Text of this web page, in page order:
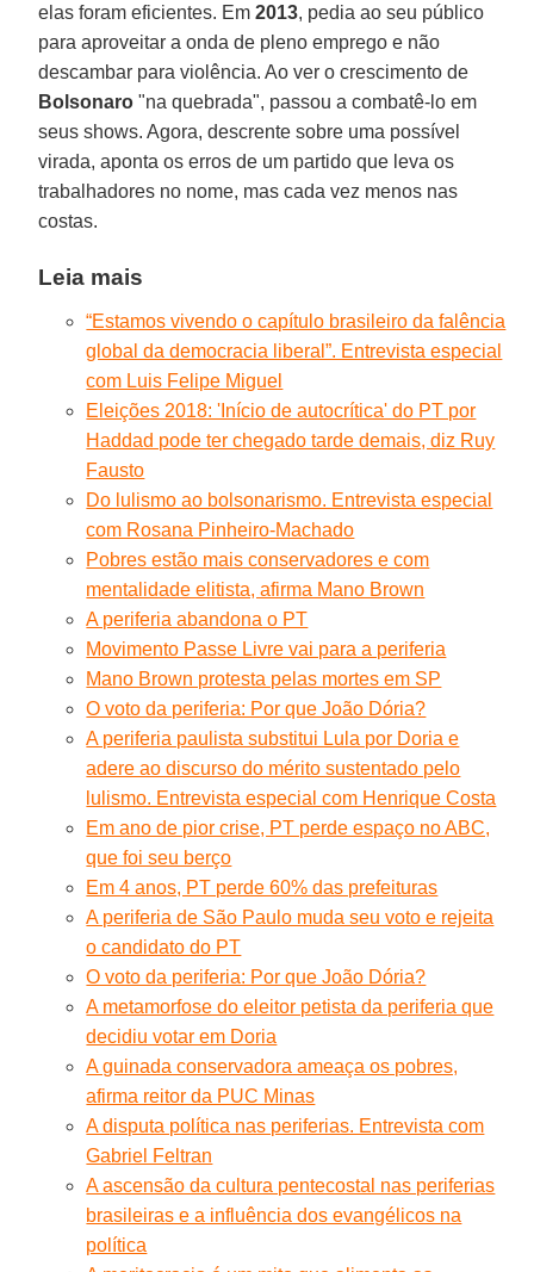
elas foram eficientes. Em2013, pedia ao seu público
para aproveitar a onda de pleno emprego e não
descambar para violência. Ao ver o crescimento de
Bolsonaro "na quebrada", passou a combatê-lo em
seus shows. Agora, descrente sobre uma possível
virada, aponta os erros de um partido que leva os
trabalhadores no nome, mas cada vez menos nas
costas.
Leia mais
“Estamos vivendo o capítulo brasileiro da falência
global da democracia liberal”. Entrevista especial
com Luis Felipe Miguel
Eleições 2018: 'Início de autocrítica' do PT por
Haddad pode ter chegado tarde demais, diz Ruy
Fausto
Do lulismo ao bolsonarismo. Entrevista especial
com Rosana Pinheiro-Machado
Pobres estão mais conservadores e com
mentalidade elitista, afirma Mano Brown
A periferia abandona o PT
Movimento Passe Livre vai para a periferia
Mano Brown protesta pelas mortes em SP
O voto da periferia: Por que João Dória?
A periferia paulista substitui Lula por Doria e
adere ao discurso do mérito sustentado pelo
lulismo. Entrevista especial com Henrique Costa
Em ano de pior crise, PT perde espaço no ABC,
que foi seu berço
Em 4 anos, PT perde 60% das prefeituras
A periferia de São Paulo muda seu voto e rejeita
o candidato do PT
O voto da periferia: Por que João Dória?
A metamorfose do eleitor petista da periferia que
decidiu votar em Doria
A guinada conservadora ameaça os pobres,
afirma reitor da PUC Minas
A disputa política nas periferias. Entrevista com
Gabriel Feltran
A ascensão da cultura pentecostal nas periferias
brasileiras e a influência dos evangélicos na
política